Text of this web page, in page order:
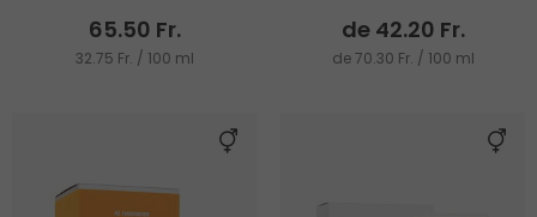
65.50 Fr.
32.75 Fr. / 100 ml
de 42.20 Fr.
de 70.30 Fr. / 100 ml